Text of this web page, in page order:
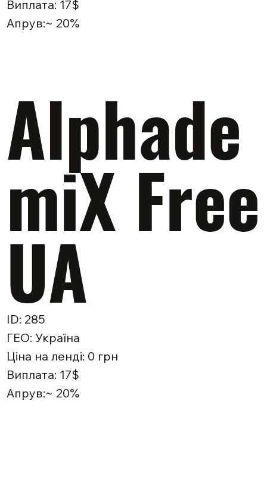
Виплата: 17$
Апрув:~ 20%
Alphade
miX Free
UA
ID: 285
ГЕО: Україна
Ціна на ленді: 0 грн
Виплата: 17$
Апрув:~ 20%